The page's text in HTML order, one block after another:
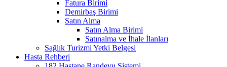
Fatura Birimi
Demirbaş Birimi
Satın Alma
Satın Alma Birimi
Satınalma ve İhale İlanları
Sağlık Turizmi Yetki Belgesi
Hasta Rehberi